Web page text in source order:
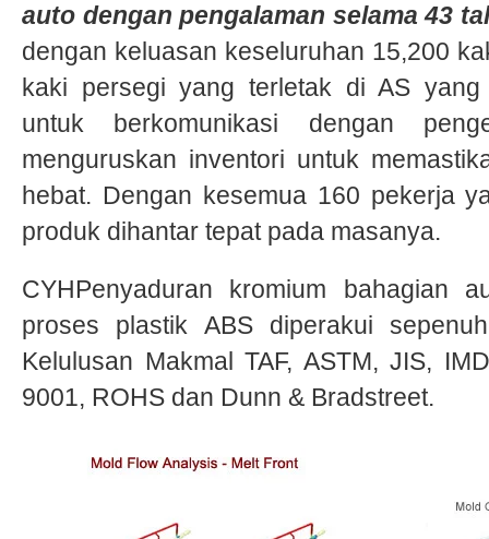
auto dengan pengalaman selama 43
dengan keluasan keseluruhan 15,200
kaki persegi yang terletak di AS yang
untuk berkomunikasi dengan
menguruskan inventori untuk
hebat. Dengan kesemua 160 pekerja
produk dihantar tepat pada masanya.
CYHPenyaduran kromium bahagian
proses plastik ABS diperakui
Kelulusan Makmal TAF, ASTM, JIS,
9001, ROHS dan Dunn & Bradstreet.